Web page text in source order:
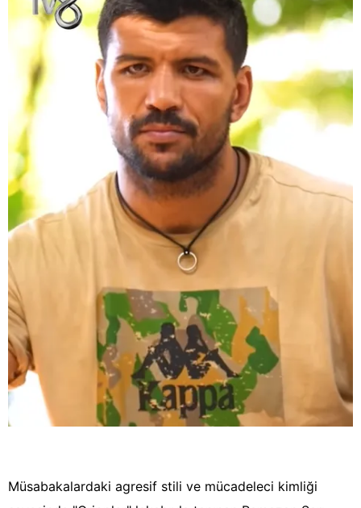
Müsabakalardaki agresif stili ve mücadeleci kimliği